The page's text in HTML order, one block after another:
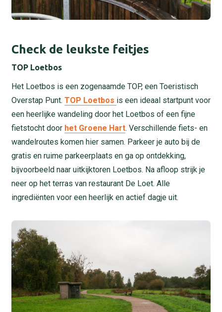
Check de leukste feitjes
TOP Loetbos
Het Loetbos is een zogenaamde TOP, een Toeristisch
Overstap Punt. TOP Loetbos is een ideaal startpunt voor
een heerlijke wandeling door het Loetbos of een fijne
fietstocht door het Groene Hart. Verschillende fiets- en
wandelroutes komen hier samen. Parkeer je auto bij de
gratis en ruime parkeerplaats en ga op ontdekking,
bijvoorbeeld naar uitkijktoren Loetbos. Na afloop strijk je
neer op het terras van restaurant De Loet. Alle
ingrediënten voor een heerlijk en actief dagje uit.